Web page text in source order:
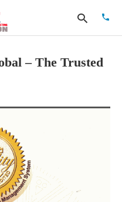
– The Trusted